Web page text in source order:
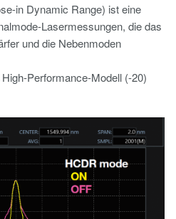
in Dynamic Range) ist eine
Lasermessungen, die das
und die Nebenmoden
Performance-Modell (-20)